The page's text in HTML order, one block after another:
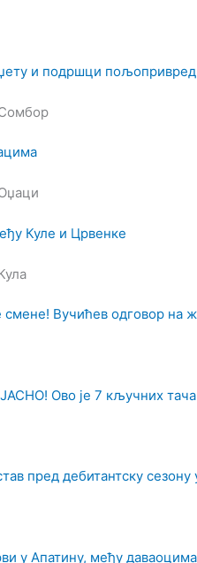
и подршци
Куле и Црвенке
смене! Вучићев одговор на
Ово је 7 кључних
пред дебитантску сезону
у Апатину, међу